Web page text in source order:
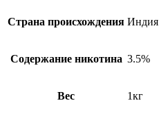
Страна происхождения Индия
Содержание никотина 3.5%
Вес 1кг